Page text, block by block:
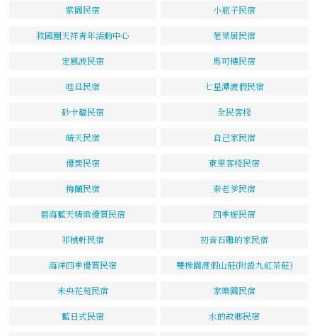
紫園民宿 小瓶子民宿
救國團天祥青年活動中心 荖萊居民宿
定風波民宿 馬可樓民宿
哇旦民宿 七星潭渡假民宿
砂卡礑民宿 全民客棧
晴天民宿 自己家民宿
優齋民宿 東里客棧民宿
梅蘭民宿 秦老爹民宿
碧海藍天精緻優質民宿 四季遊民宿
祁楨軒民宿 初音石雕的家民宿
海洋四季優質民宿 雙橡園渡假山莊(附設九虹茶莊)
未央花苑民宿 家樂園民宿
藍日式民宿 水的故鄉民宿